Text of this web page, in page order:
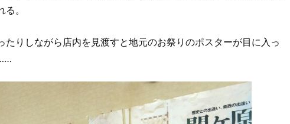
。
たりしながら店内を見渡すと地元のお祭りのポスターが目に入っ